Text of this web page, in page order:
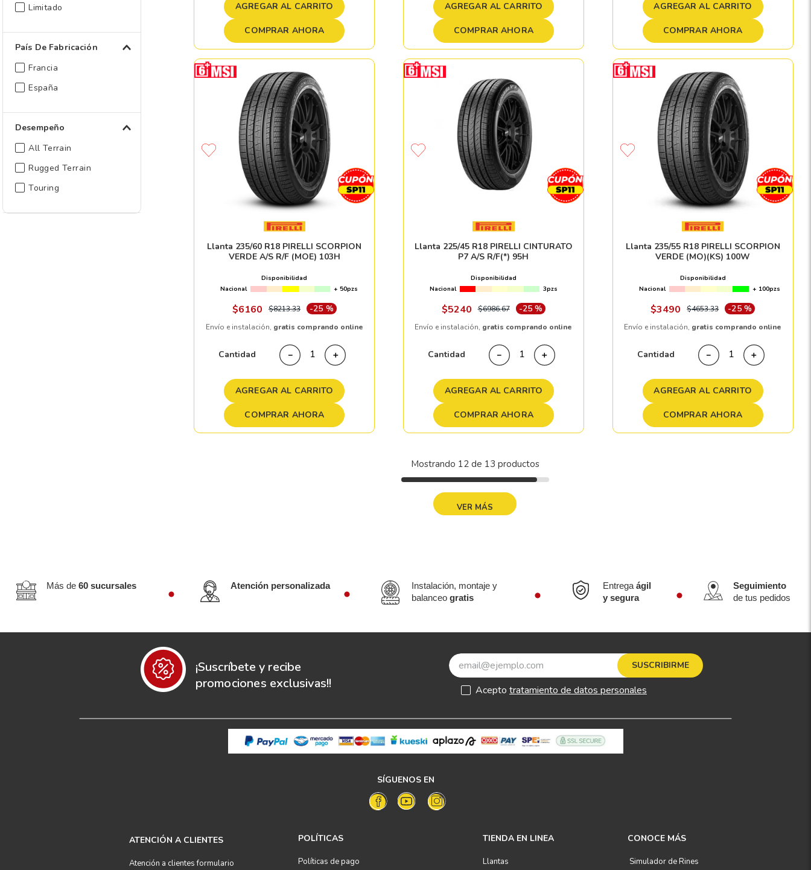
Desempeño
All Terrain
Rugged Terrain
Touring
País De Fabricación
Francia
España
Limitado
AGREGAR AL CARRITO
COMPRAR AHORA
AGREGAR AL CARRITO
COMPRAR AHORA
AGREGAR AL CARRITO
COMPRAR AHORA
Llanta 235/60 R18 PIRELLI SCORPION
VERDE A/S R/F (MOE) 103H
Disponibilidad
Nacional
+ 50pzs
$6160 $8213.33 -25 %
Envío e instalación, gratis comprando online
Cantidad ＋
－
AGREGAR AL CARRITO
COMPRAR AHORA
Llanta 225/45 R18 PIRELLI CINTURATO
P7 A/S R/F(*) 95H
Disponibilidad
Nacional
3pzs
$5240 $6986.67 -25 %
Envío e instalación, gratis comprando online
Cantidad ＋
－
AGREGAR AL CARRITO
COMPRAR AHORA
Llanta 235/55 R18 PIRELLI SCORPION
VERDE (MO)(KS) 100W
Disponibilidad
Nacional
+ 100pzs
$3490 $4653.33 -25 %
Envío e instalación, gratis comprando online
Cantidad ＋
－
AGREGAR AL CARRITO
COMPRAR AHORA
Mostrando 12 de 13
MOSTRAR MÁS
Más de60 sucursales Atención personalizada
Instalación, montaje y
balanceogratis
Entrega ágil
y segura
Seguimiento
de tus pedidos
¡Suscríbete y recibe
promociones exclusivas!!
SUSCRIBIRME
Acepto tratamiento de datos personales
SÍGUENOS EN
ATENCIÓN A CLIENTES
Atención a clientes formulario
POLÍTICAS
Políticas de pago
TIENDA EN LINEA
Llantas
CONOCE MÁS
Simulador de Rines